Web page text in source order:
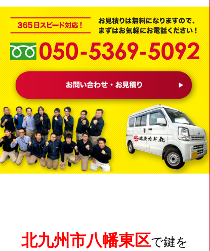
北九州市八幡東区で鍵を